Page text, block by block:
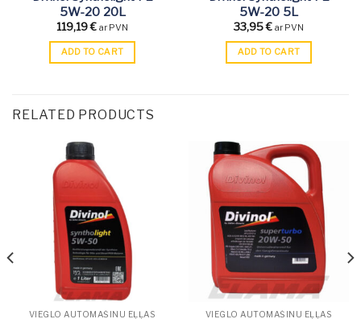
5W-20 20L
119,19€ ar PVN
ADD TO CART
5W-20 5L
33,95€ ar PVN
ADD TO CART
RELATED PRODUCTS
VIEGLO AUTOMAŠĪNU EĻĻAS VIEGLO AUTOMAŠĪNU EĻĻAS